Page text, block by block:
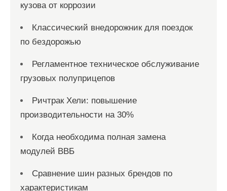
кузова от коррозии
Классический внедорожник для поездок
по бездорожью
Регламентное техническое обслуживание
грузовых полуприцепов
Ричтрак Хели: повышение
производительности на 30%
Когда необходима полная замена
модулей ВВБ
Сравнение шин разных брендов по
характеристикам